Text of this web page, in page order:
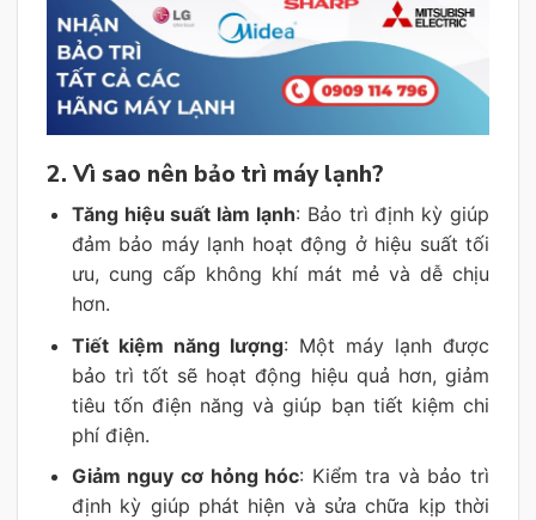
2. Vì sao nên bảo trì máy lạnh?
Tăng hiệu suất làm lạnh: Bảo trì định kỳ giúp
đảm bảo máy lạnh hoạt động ở hiệu suất tối
ưu, cung cấp không khí mát mẻ và dễ chịu
hơn.
Tiết kiệm năng lượng: Một máy lạnh được
bảo trì tốt sẽ hoạt động hiệu quả hơn, giảm
tiêu tốn điện năng và giúp bạn tiết kiệm chi
phí điện.
Giảm nguy cơ hỏng hóc: Kiểm tra và bảo trì
định kỳ giúp phát hiện và sửa chữa kịp thời